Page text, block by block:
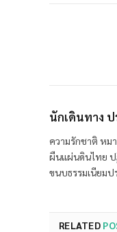
นักเดินทาง
ความรักชาติ หม
ผืนแผ่นดินไทย ป
ขนบธรรมเนียมป
RELATED